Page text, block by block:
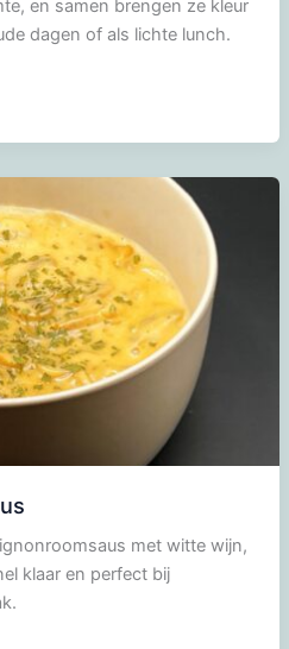
en samen brengen ze kleur
dagen of als lichte lunch.
met witte wijn,
klaar en perfect bij